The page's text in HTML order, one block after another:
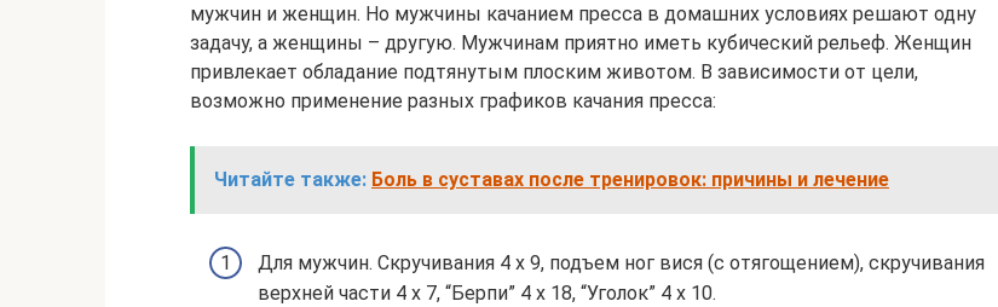
мужчин и женщин. Но мужчины качанием пресса в домашних условиях решают одну
задачу, а женщины – другую. Мужчинам приятно иметь кубический рельеф. Женщин
привлекает обладание подтянутым плоским животом. В зависимости от цели,
возможно применение разных графиков качания пресса:
Читайте также: Боль в суставах после тренировок: причины и лечение
Для мужчин. Скручивания 4 х 9, подъем ног вися (с отягощением), скручивания
верхней части 4 х 7, “Берпи” 4 х 18, “Уголок” 4 х 10.